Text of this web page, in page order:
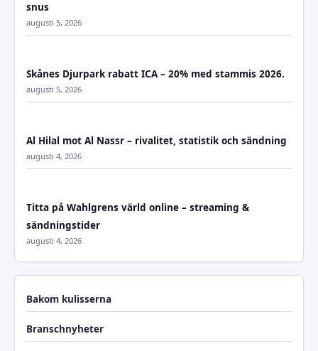
snus
augusti 5, 2026
Skånes Djurpark rabatt ICA – 20% med stammis 2026.
augusti 5, 2026
Al Hilal mot Al Nassr – rivalitet, statistik och sändning
augusti 4, 2026
Titta på Wahlgrens värld online – streaming &
sändningstider
augusti 4, 2026
Bakom kulisserna
Branschnyheter